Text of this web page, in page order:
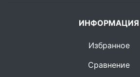
ИНФОРМАЦИЯ
Избранное
Сравнение